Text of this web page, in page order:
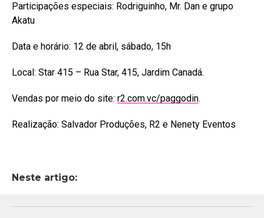
Participações especiais: Rodriguinho, Mr. Dan e grupo
Akatu
Data e horário: 12 de abril, sábado, 15h
Local: Star 415 – Rua Star, 415, Jardim Canadá.
Vendas por meio do site: r2.com.vc/paggodin.
Realização: Salvador Produções, R2 e Nenety Eventos
Neste artigo: